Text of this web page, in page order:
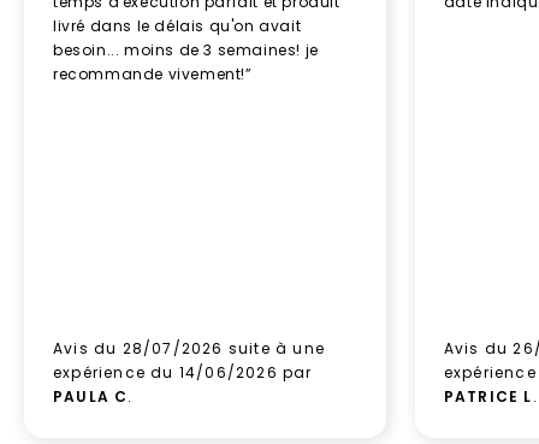
livré dans le délais qu'on avait
besoin... moins de 3 semaines! je
recommande vivement!”
Avis du 28/07/2026 suite à une
expérience du 14/06/2026 par
PAULA C.
Avis du
PATRICE L.